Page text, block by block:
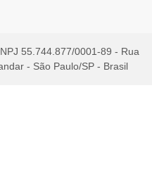
55.744.877/0001-89 - Rua
- São Paulo/SP - Brasil